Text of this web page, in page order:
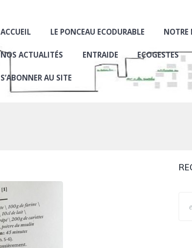
ACCUEIL LE PONCEAU ECODURABLE NOTRE
NOS ACTUALITÉS ENTRAIDE ECOGESTES
S’ABONNER AU SITE